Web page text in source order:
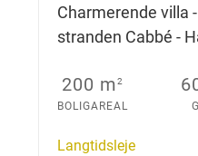
Charmerende villa
stranden Cabbé -
200 m2
BOLIGAREAL
Langtidsleje